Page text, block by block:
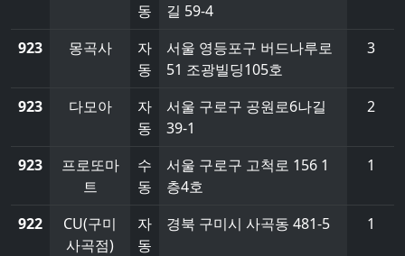
동
길 59-4
923 몽곡사
자
동
서울 영등포구 버드나루로
51 조광빌딩105호
3
923 다모아
자
동
서울 구로구 공원로6나길
39-1
2
923
프로또마
트
수
동
서울 구로구 고척로 156 1
층4호
1
922
CU(구미
사곡점)
자
동
경북 구미시 사곡동 481-5 1